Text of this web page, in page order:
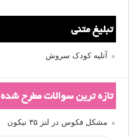
تبلیغ متنی
آتلیه کودک سروش
تازه ترین سوالات مطرح شده
مشکل فکوس در لنز ۳۵ نیکون